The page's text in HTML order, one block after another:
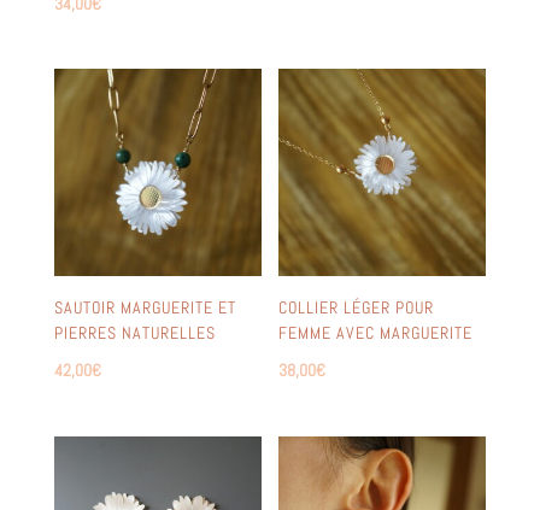
SAUTOIR MARGUERITE ET
PIERRES NATURELLES
42,00€
COLLIER LÉGER POUR
FEMME AVEC MARGUERITE
38,00€